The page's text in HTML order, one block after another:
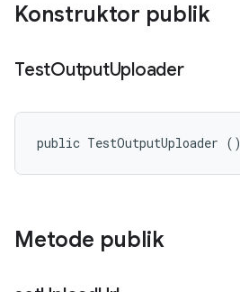
Konstruktor publik
TestOutputUploader
public TestOutputUploader ()
Metode publik